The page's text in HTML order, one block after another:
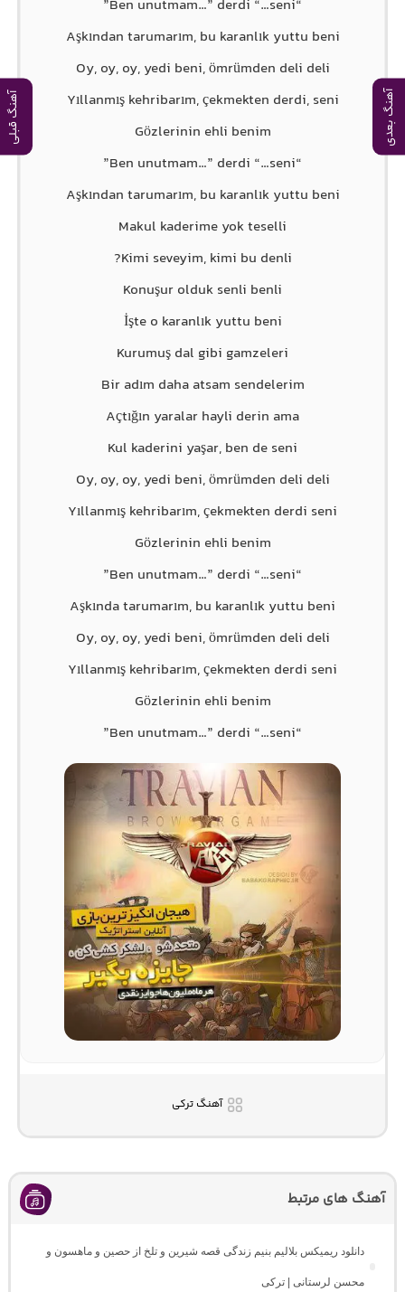
آهنگ بعدی آهنگ قبلی
“Ben unutmam…” derdi “…seni”
Aşkından tarumarım, bu karanlık yuttu beni
Oy, oy, oy, yedi beni, ömrümden deli deli
Yıllanmış kehribarım, çekmekten derdi, seni
Gözlerinin ehli benim
“Ben unutmam…” derdi “…seni”
Aşkından tarumarım, bu karanlık yuttu beni
Makul kaderime yok teselli
Kimi seveyim, kimi bu denli?
Konuşur olduk senli benli
İşte o karanlık yuttu beni
Kurumuş dal gibi gamzeleri
Bir adım daha atsam sendelerim
Açtığın yaralar hayli derin ama
Kul kaderini yaşar, ben de seni
Oy, oy, oy, yedi beni, ömrümden deli deli
Yıllanmış kehribarım, çekmekten derdi seni
Gözlerinin ehli benim
“Ben unutmam…” derdi “…seni”
Aşkında tarumarım, bu karanlık yuttu beni
Oy, oy, oy, yedi beni, ömrümden deli deli
Yıllanmış kehribarım, çekmekten derdi seni
Gözlerinin ehli benim
“Ben unutmam…” derdi “…seni”
آهنگ ترکی
آهنگ های مرتبط
دانلود ریمیکس بلالیم بنیم زندگی قصه شیرین و تلخ از حصین و ماهسون و
محسن لرستانی | ترکی